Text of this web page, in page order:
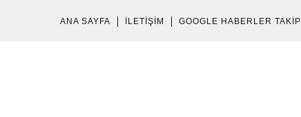
ANA SAYFA İLETIŞIM GOOGLE HABERLER